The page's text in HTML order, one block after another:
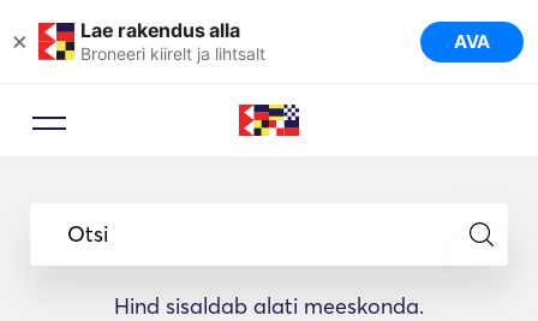
× Lae rakendus alla
Broneeri kiirelt ja lihtsalt AVA
Otsi
Hind sisaldab alati meeskonda.